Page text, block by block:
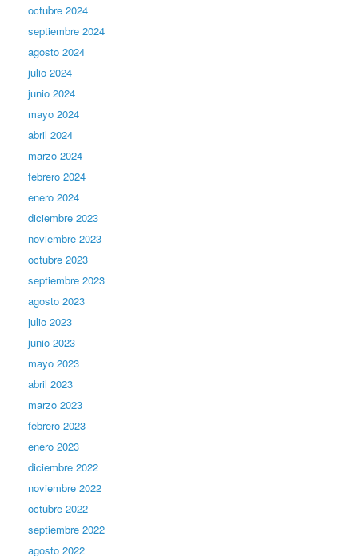
octubre 2024
septiembre 2024
agosto 2024
julio 2024
junio 2024
mayo 2024
abril 2024
marzo 2024
febrero 2024
enero 2024
diciembre 2023
noviembre 2023
octubre 2023
septiembre 2023
agosto 2023
julio 2023
junio 2023
mayo 2023
abril 2023
marzo 2023
febrero 2023
enero 2023
diciembre 2022
noviembre 2022
octubre 2022
septiembre 2022
agosto 2022